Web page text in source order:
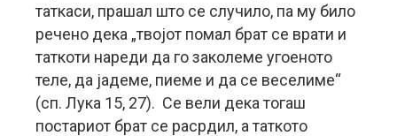
таткаси, прашал што се случило, па му било
речено дека „твојот помал брат се врати и
таткоти нареди да го заколеме угоеното
теле, да јадеме, пиеме и да се веселиме“
(сп. Лука 15, 27). Се вели дека тогаш
постариот брат се расрдил, а таткото